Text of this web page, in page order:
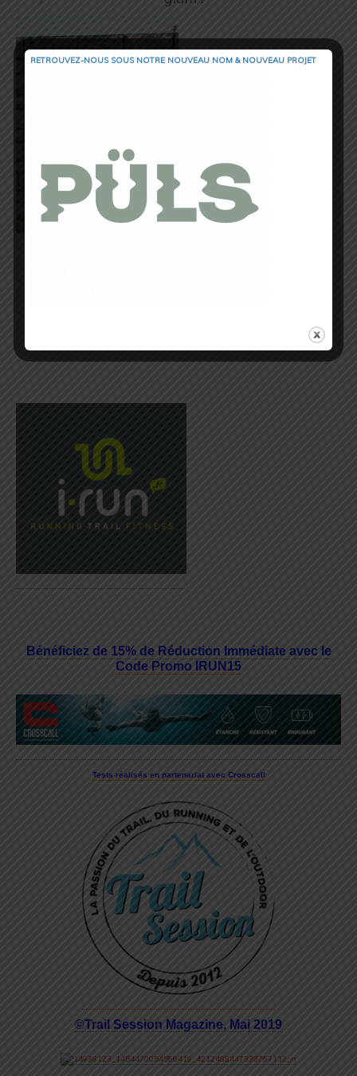
Bénéficiez de 15% de Réduction Immédiate avec le
Code Promo IRUN15
Tests réalisés en partenariat avec Crosscall
©Trail Session Magazine, Mai 2019
RETROUVEZ-NOUS SOUS NOTRE NOUVEAU NOM & NOUVEAU PROJET